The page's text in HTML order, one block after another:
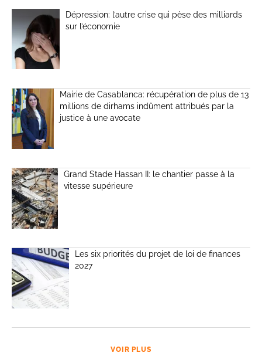
Dépression: l’autre crise qui pèse des milliards
sur l’économie
Mairie de Casablanca: récupération de plus de 13
millions de dirhams indûment attribués par la
justice à une avocate
Grand Stade Hassan II: le chantier passe à la
vitesse supérieure
Les six priorités du projet de loi de finances
2027
VOIR PLUS